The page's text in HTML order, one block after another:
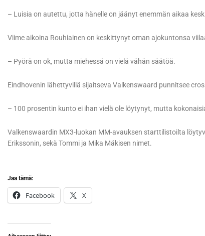
– Luisia on autettu, jotta hänelle on jäänyt enemmän aikaa
Viime aikoina Rouhiainen on keskittynyt oman ajokuntonsa
– Pyörä on ok, mutta miehessä on vielä vähän säätöä.
Eindhovenin lähettyvillä sijaitseva Valkenswaard punnitsee
– 100 prosentin kunto ei ihan vielä ole löytynyt, mutta
Valkenswaardin MX3-luokan MM-avauksen starttilistoilta
Erikssonin, sekä Tommi ja Mika Mäkisen nimet.
Jaa tämä:
Facebook X